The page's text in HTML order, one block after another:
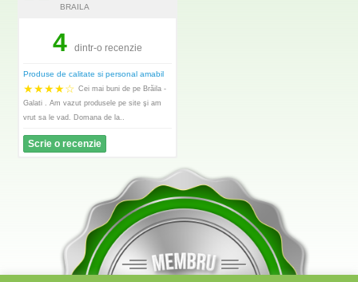
BRAILA
4dintr-o recenzie
Produse de calitate si personal amabil
★★★★☆ Cei mai buni de pe Brăila -
Galati . Am vazut produsele pe site şi am
vrut sa le vad. Domana de la..
Scrie o recenzie